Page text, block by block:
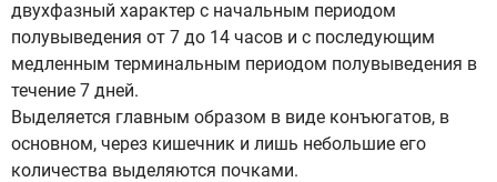
двухфазный характер с начальным периодом
полувыведения от 7 до 14 часов и с последующим
медленным терминальным периодом полувыведения в
течение 7 дней.
Выделяется главным образом в виде конъюгатов, в
основном, через кишечник и лишь небольшие его
количества выделяются почками.